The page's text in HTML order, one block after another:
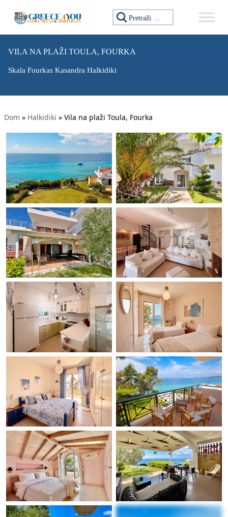
Tražiti:
VILA NA PLAŽI TOULA, FOURKA
Skala Fourkas Kasandra Halkidiki
Dom » Halkidiki » Vila na plaži Toula, Fourka